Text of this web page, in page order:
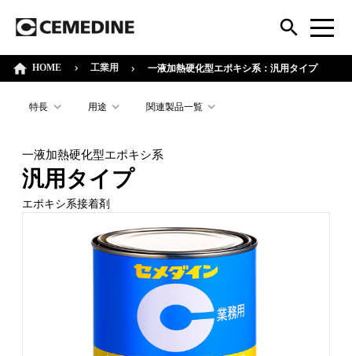
HOME 工業用 一液加熱硬化型エポキシ系：汎用タイプ
特長 用途 関連製品一覧
一液加熱硬化型エポキシ系
汎用タイプ
エポキシ系接着剤